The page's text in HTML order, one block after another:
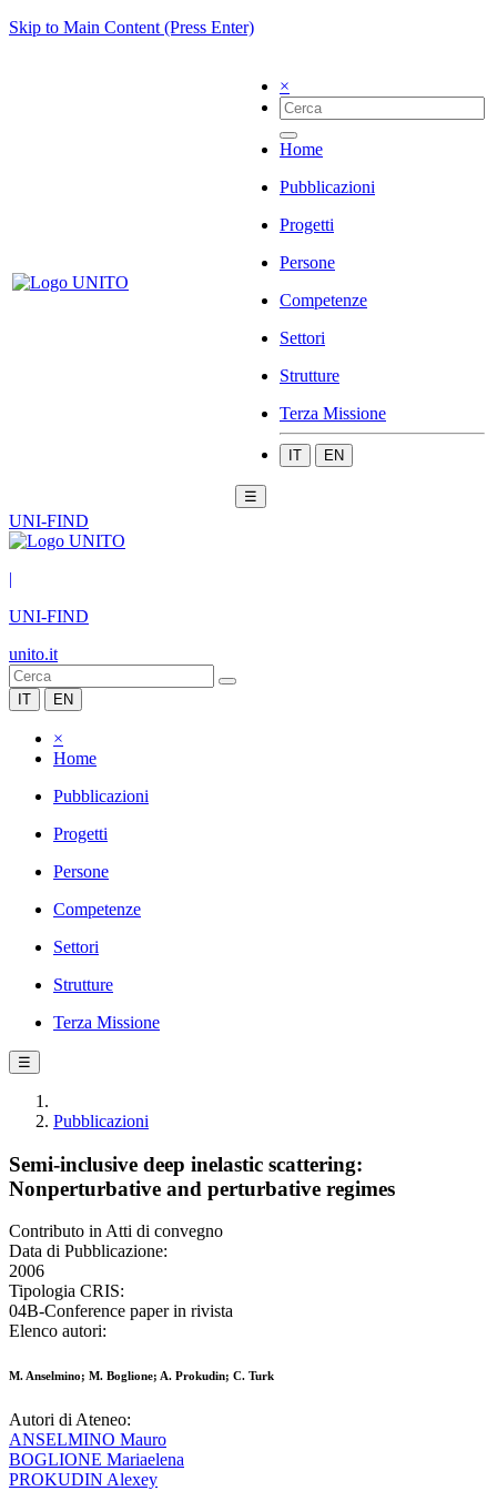
Skip to Main Content (Press Enter)
×
Home
Pubblicazioni
Progetti
Persone
Competenze
Settori
Strutture
Terza Missione
IT EN
☰
UNI-FIND
|
UNI-FIND
unito.it
IT EN
×
Home
Pubblicazioni
Progetti
Persone
Competenze
Settori
Strutture
Terza Missione
☰
Pubblicazioni
Semi-inclusive deep inelastic scattering:
Nonperturbative and perturbative regimes
Contributo in Atti di convegno
Data di Pubblicazione:
2006
Tipologia CRIS:
04B-Conference paper in rivista
Elenco autori:
M. Anselmino; M. Boglione; A. Prokudin; C. Turk
Autori di Ateneo:
ANSELMINO Mauro
BOGLIONE Mariaelena
PROKUDIN Alexey